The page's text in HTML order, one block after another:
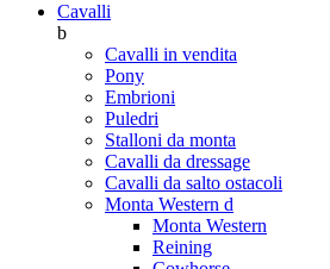
Cavalli
b
Cavalli in vendita
Pony
Embrioni
Puledri
Stalloni da monta
Cavalli da dressage
Cavalli da salto ostacoli
Monta Western d
Monta Western
Reining